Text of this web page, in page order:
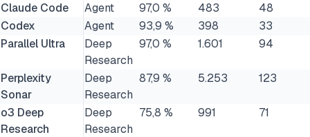
Claude Code Agent 97,0 % 483
48
Codex
Agent 93,9 % 398
33
Parallel Ultra
Deep
Research
97,0 % 1.601 94
Perplexity
Sonar
Deep
Research
87,9 % 5.253 123
o3 Deep
Research
Deep
Research
75,8 % 991 71